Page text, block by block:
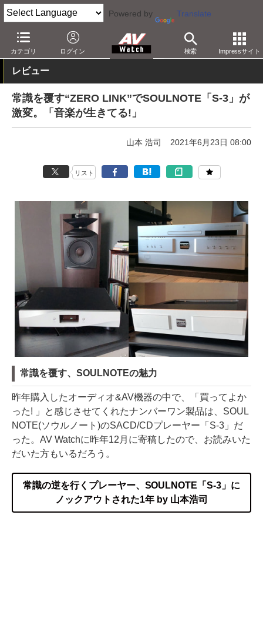
Powered by Translate
カテゴリ ログイン 検索 Impressサイト
AV Watch 製品 SACD/CDプレーヤー
レビュー
常識を覆す“ZERO LINK”でSOULNOTE「S-3」が
激変。「音楽が生きてる!」
山本 浩司 2021年6月23日 08:00
リスト
常識を覆す、SOULNOTEの魅力
昨年購入したオーディオ&AV機器の中で、「買ってよか
った! 」と感じさせてくれたナンバーワン製品は、SOUL
NOTE(ソウルノート)のSACD/CDプレーヤー「S-3」だ
った。AV Watchに昨年12月に寄稿したので、お読みいた
だいた方もいるだろう。
常識の逆を行くプレーヤー、SOULNOTE「S-3」に
ノックアウトされた1年 by 山本浩司